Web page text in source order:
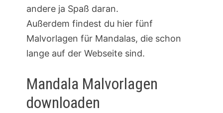
andere ja Spaß daran.
Außerdem findest du hier fünf
Malvorlagen für Mandalas, die schon
lange auf der Webseite sind.
Mandala Malvorlagen
downloaden